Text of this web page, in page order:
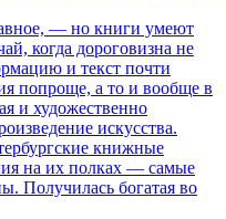
— но книги умеют
когда дороговизна не
и текст почти
попроще, а то и вообще в
и художественно
искусства.
книжные
на их полках — самые
Получилась богатая во